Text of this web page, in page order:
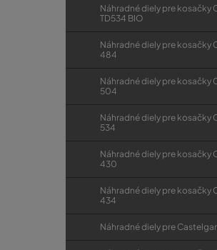
Náhradné diely pre kosačky
TD534 BIO
Náhradné diely pre kosačky
484
Náhradné diely pre kosačky
504
Náhradné diely pre kosačky
534
Náhradné diely pre kosačky
430
Náhradné diely pre kosačky
434
Náhradné diely pre